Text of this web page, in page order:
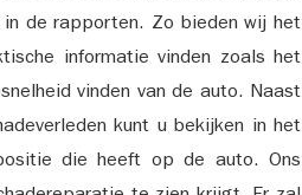
de rapporten. Zo bieden wij het
informatie vinden zoals het
vinden van de auto. Naast
kunt u bekijken in het
die heeft op de auto. Ons